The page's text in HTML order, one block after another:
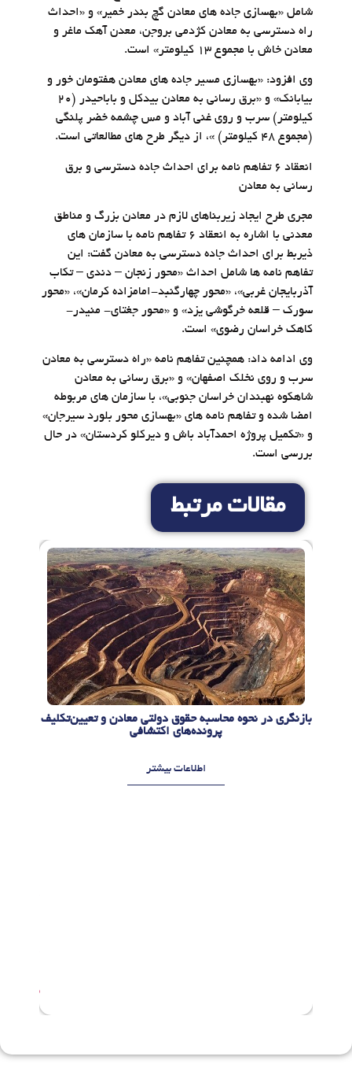
شامل «بهسازی جاده های معادن گچ بندر خمیر» و «احداث
راه دسترسی به معادن کژدمی بروجن، معدن آهک ماغر و
معادن خاش با مجموع 13 کیلومتر» است.
وی افزود: «بهسازی مسیر جاده های معادن هفتومان خور و
بیابانک» و «برق رسانی به معادن بیدکل و باباحیدر (20
کیلومتر) سرب و روی غنی آباد و مس چشمه خضر پلنگی
(مجموع 48 کیلومتر) »، از دیگر طرح های مطالعاتی است.
انعقاد 6 تفاهم نامه برای احداث جاده دسترسی و برق
رسانی به معادن
مجری طرح ایجاد زیربناهای لازم در معادن بزرگ و مناطق
معدنی با اشاره به انعقاد 6 تفاهم نامه با سازمان های
ذیربط برای احداث جاده دسترسی به معادن گفت: این
تفاهم نامه ها شامل احداث «محور زنجان – دندی – تکاب
آذربایجان غربی»، «محور چهارگنبد-امامزاده کرمان»، «محور
سورک – قلعه خرگوشی یزد» و «محور جغتای- منیدر-
کاهک خراسان رضوی» است.
وی ادامه داد: همچنین تفاهم نامه «راه دسترسی به معادن
سرب و روی نخلک اصفهان» و «برق رسانی به معادن
شاهکوه نهبندان خراسان جنوبی»، با سازمان های مربوطه
امضا شده و تفاهم نامه های «بهسازی محور بلورد سیرجان»
و «تکمیل پروژه احمدآباد باش و دیرکلو کردستان» در حال
بررسی است.
مقالات مرتبط
بازنگری در نحوه محاسبه حقوق دولتی معادن و تعیین‌تکلیف
پرونده‌های اکتشافی
اطلاعات بیشتر